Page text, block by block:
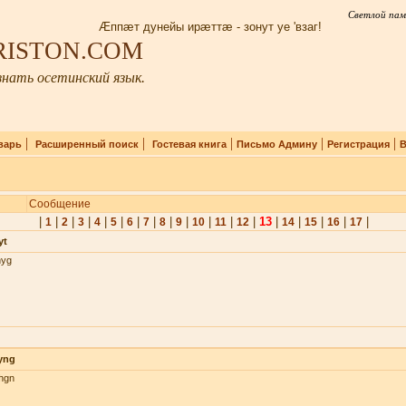
Светлой
Æппæт дунейы ирæттæ - зонут уе 'взаг!
осетинский язык.
| Расширенный поиск| Гостевая книга| Письмо Админу| Регистрация|
Сообщение
1| 2| 3| 4| 5| 6| 7| 8| 9| 10| 11| 12| 13| 14| 15| 16| 17|